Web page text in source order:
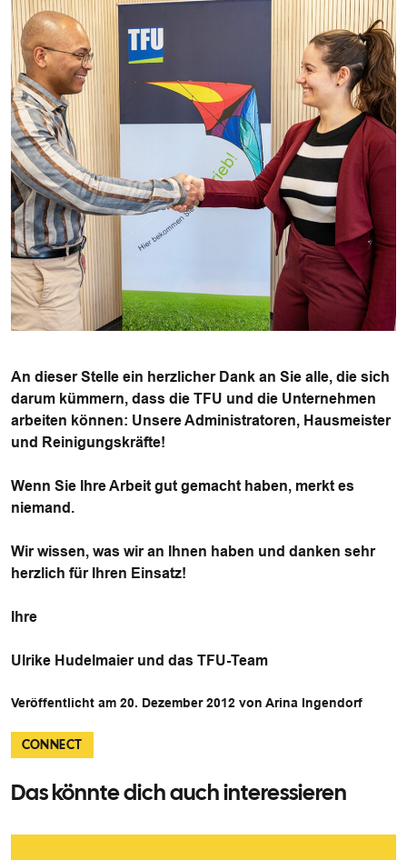
An dieser Stelle ein herzlicher Dank an Sie alle, die sich
darum kümmern, dass die TFU und die Unternehmen
arbeiten können: Unsere Administratoren, Hausmeister
und Reinigungskräfte!
Wenn Sie Ihre Arbeit gut gemacht haben, merkt es
niemand.
Wir wissen, was wir an Ihnen haben und danken sehr
herzlich für Ihren Einsatz!
Ihre
Ulrike Hudelmaier und das TFU-Team
Veröffentlicht am 20. Dezember 2012 von Arina Ingendorf
CONNECT
Das könnte dich auch interessieren